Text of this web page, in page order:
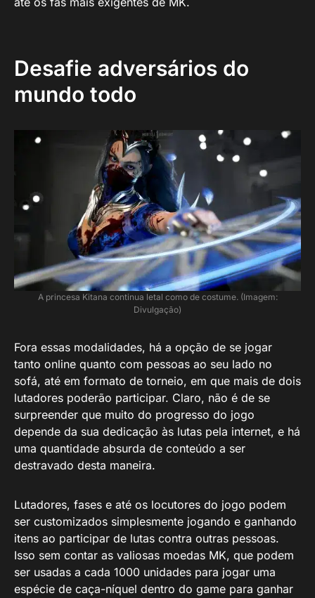
Desafie adversários do
mundo todo
A princesa Kitana continua letal como de costume. (Imagem:
Divulgação)
Fora essas modalidades, há a opção de se jogar
tanto online quanto com pessoas ao seu lado no
sofá, até em formato de torneio, em que mais de dois
lutadores poderão participar. Claro, não é de se
surpreender que muito do progresso do jogo
depende da sua dedicação às lutas pela internet, e há
uma quantidade absurda de conteúdo a ser
destravado desta maneira.
Lutadores, fases e até os locutores do jogo podem
ser customizados simplesmente jogando e ganhando
itens ao participar de lutas contra outras pessoas.
Isso sem contar as valiosas moedas MK, que podem
ser usadas a cada 1000 unidades para jogar uma
espécie de caça-níquel dentro do game para ganhar